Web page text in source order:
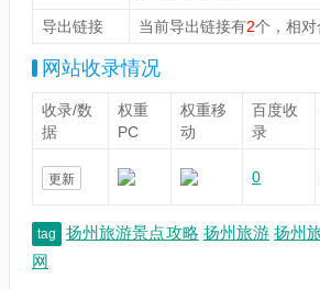
导出链接
当前导出链接有2个，相对
网站收录情况
收录/数
据
权重
PC
权重移
动
百度收
录
更新 0
tag 扬州旅游景点攻略 扬州旅游 扬州
网